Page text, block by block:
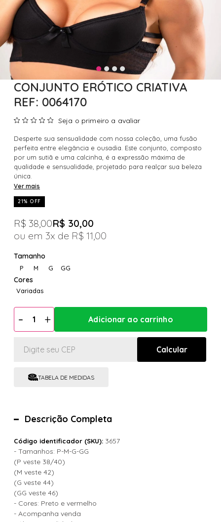
CONJUNTO ERÓTICO CRIATIVA
REF: 0064170
Seja o primeiro a avaliar
Desperte sua sensualidade com nossa coleção, uma fusão
perfeita entre elegância e ousadia. Este conjunto, composto
por um sutiã e uma calcinha, é a expressão máxima de
qualidade e sensualidade, projetado para realçar sua beleza
única.
Ver mais
21% OFF
R$ 38,00R$ 30,00
3x
R$ 11,00
P M G GG
Variadas
TABELA DE MEDIDAS
Descrição Completa
Código identificador (SKU): 3657
- Tamanhos: P-M-G-GG
(P veste 38/40)
(M veste 42)
(G veste 44)
(GG veste 46)
- Cores: Preto e vermelho
- Acompanha venda